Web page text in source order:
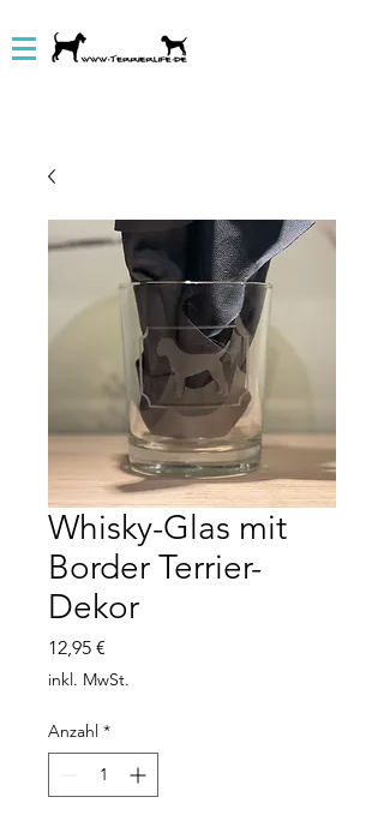
Whisky-Glas mit
Border Terrier-
Dekor
12,95 €
inkl. MwSt.
Anzahl *